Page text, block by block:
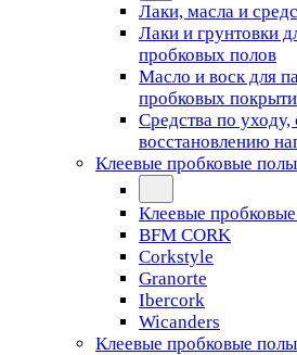
Лаки, масла и
Лаки и грунтовки
пробковых полов
Масло и воск для
пробковых
Средства по уходу,
восстановлению
Клеевые пробковые
Клеевые
BFM CORK
Corkstyle
Granorte
Ibercork
Wicanders
Клеевые пробковые